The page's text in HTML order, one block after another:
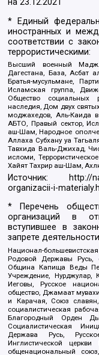
на23.12.2021
* Единый
иностранных и
соответствии с
террористическими:
Высший военный
Дагестана, База, Асбат
Братья-мусульмане,
Исламская группа,
Общество социальных
наследия, Дом двух
моджахедов, Аль-Каида
АБТО, Правый сектор,
аш-Шам, Народное
Аллаха Субхану уа
Тавхида Валь-Джихад,
исломи,
Хайят Тахрир аш-Шам,
Источник:
http://
organizacii-i-
* Перечень
организаций в
вступившее в
запрете
Национал-
Родовой Державы Русь,
Община Капища Веды
Учреждение, Нурджулар,
Иеговы, Русское
общество, Джамаат
и Карачая, Союз
социалистическая
Благородный Орден
Социалистическая
Держава Русь,
Инглистической церкви
общенациональный